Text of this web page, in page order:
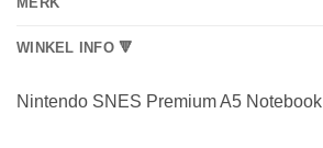
WINKEL INFO 🔻
Nintendo SNES Premium A5 Notebook